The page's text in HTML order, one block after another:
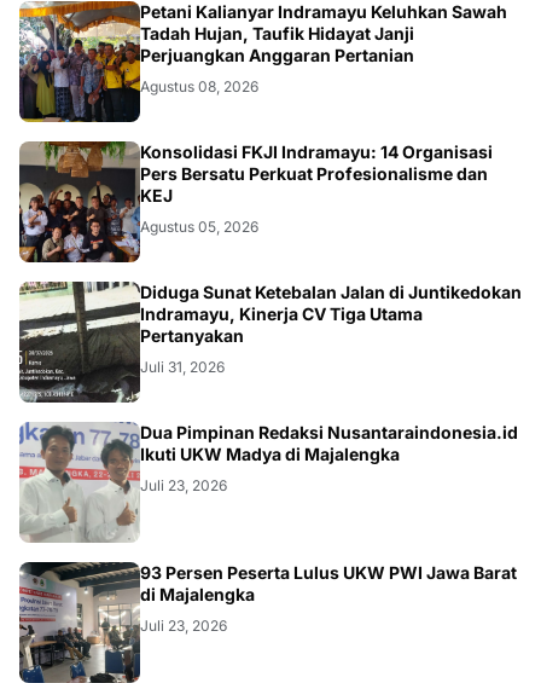
Petani Kalianyar Indramayu Keluhkan Sawah
Tadah Hujan, Taufik Hidayat Janji
Perjuangkan Anggaran Pertanian
Agustus 08, 2026
Konsolidasi FKJI Indramayu: 14 Organisasi
Pers Bersatu Perkuat Profesionalisme dan
KEJ
Agustus 05, 2026
KRIMINAL
Diduga Sunat Ketebalan Jalan di Juntikedokan
Indramayu, Kinerja CV Tiga Utama
Pertanyakan
Juli 31, 2026
Dua Pimpinan Redaksi Nusantaraindonesia.id
Ikuti UKW Madya di Majalengka
Juli 23, 2026
93 Persen Peserta Lulus UKW PWI Jawa Barat
di Majalengka
Juli 23, 2026